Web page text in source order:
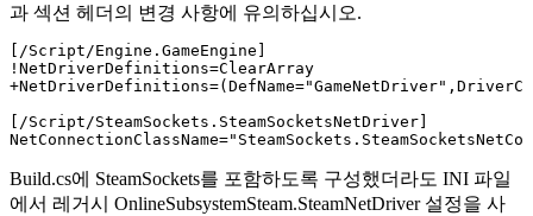
과 섹션 헤더의 변경 사항에 유의하십시오.
[/Script/Engine.GameEngine]
!NetDriverDefinitions=ClearArray
[/Script/SteamSockets.SteamSocketsNetDriver]
Build.cs에 SteamSockets를 포함하도록 구성했더라도 INI 파일
에서 레거시 OnlineSubsystemSteam.SteamNetDriver설정을 사